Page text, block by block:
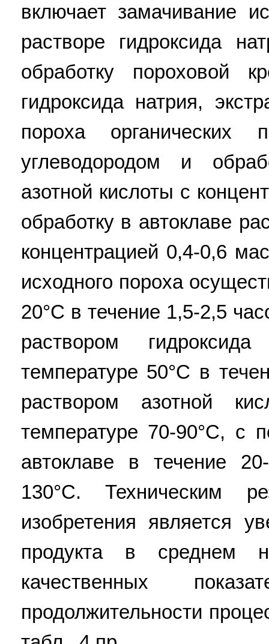
включает замачивание
растворе гидроксида
обработку пороховой
гидроксида натрия,
пороха органических
углеводородом и
азотной кислоты с
обработку в автоклаве
концентрацией 0,4-0,6
исходного пороха
20°C в течение 1,5-2,5
раствором
температуре 50°C в
раствором азотной
температуре 70-90°C, с
автоклаве в течение
130°C. Техническим
изобретения является
продукта в среднем
качественных
продолжительности